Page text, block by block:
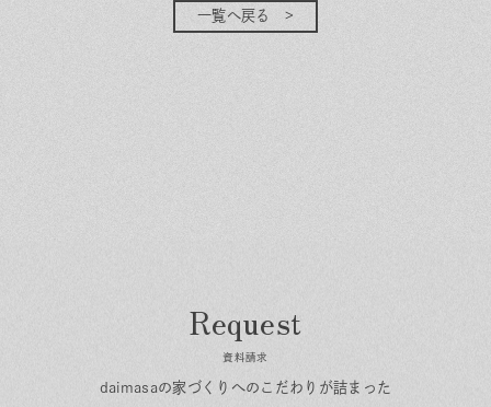
一覧へ戻る
資料請求
daimasaの家づくりへのこだわりが詰まった